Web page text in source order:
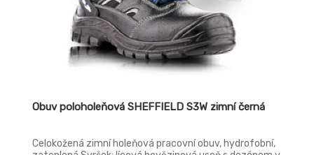
Obuv poloholeňová SHEFFIELD S3W zimní černá
Celokožená zimní holeňová pracovní obuv, hydrofobní,